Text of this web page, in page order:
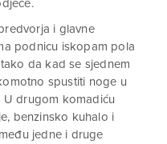
i glavne
podnicu iskopam pola
da kad se sjednem
spustiti noge u
drugom komadiću
benzinsko kuhalo i
jedne i druge